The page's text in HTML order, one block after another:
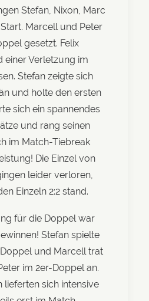
Stefan, Nixon, Marc
Marcell und Peter
gesetzt. Felix
einer Verletzung im
Stefan zeigte sich
und holte den ersten
sich ein spannendes
und rang seinen
im Match-Tiebreak
Die Einzel von
leider verloren,
Einzeln 2:2 stand.
für die Doppel war
Stefan spielte
und Marcell trat
im 2er-Doppel an.
lieferten sich intensive